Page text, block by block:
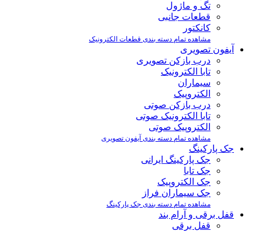
تگ و ماژول
قطعات جانبی
کانکتور
مشاهده تمام دسته بندی قطعات الکترونیک
آیفون تصویری
درب بازکن تصویری
تابا الکترونیک
سیماران
الکتروپیک
درب بازکن صوتی
تابا الکترونیک صوتی
الکتروپیک صوتی
مشاهده تمام دسته بندی آیفون تصویری
جک پارکینگ
جک پارکینگ ایرانی
جک تابا
جک الکتروپیک
جک سیماران فراز
مشاهده تمام دسته بندی جک پارکینگ
قفل برقی و آرام بند
قفل برقی